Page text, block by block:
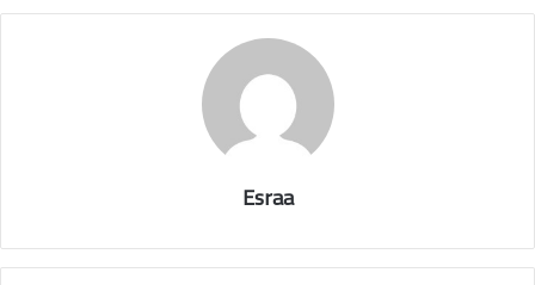
Esraa